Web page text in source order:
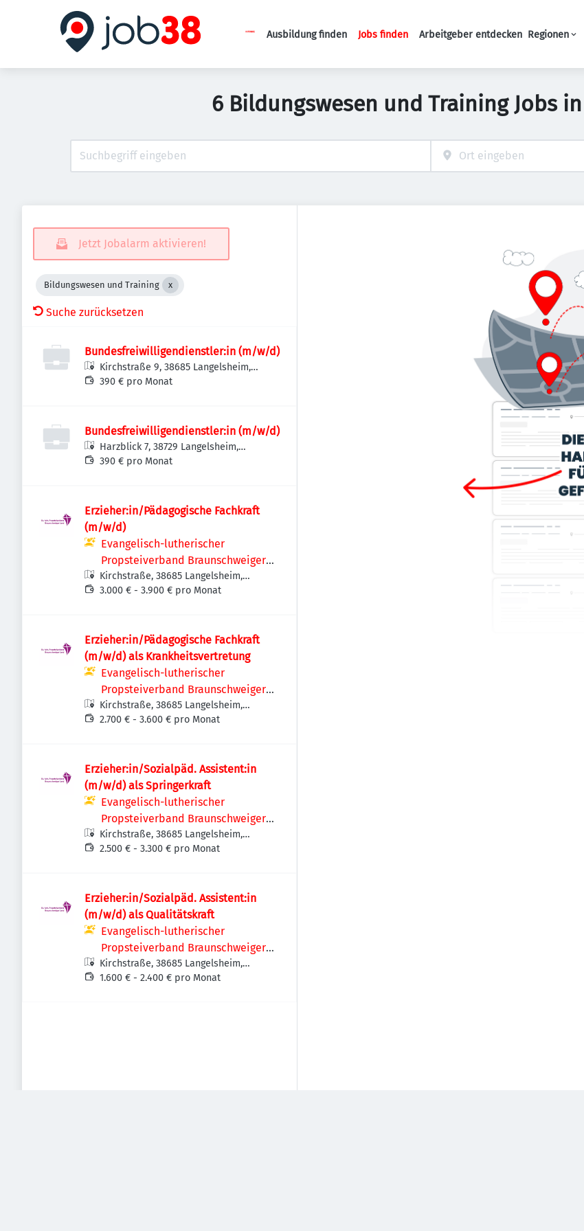
Haupt-Navigation
Ausbildung finden Jobs finden Arbeitgeber entdecken Regionen
6 Bildungswesen und Training Jobs
Jetzt Jobalarm aktivieren!
Bildungswesen und Training
Suche zurücksetzen
Bundesfreiwilligendienstler:in (m/w/d)
Kirchstraße 9, 38685 Langelsheim,
Deutschland
390 € pro Monat
Bundesfreiwilligendienstler:in (m/w/d)
Harzblick 7, 38729 Langelsheim,
Deutschland
390 € pro Monat
Erzieher:in/Pädagogische Fachkraft
(m/w/d)
Evangelisch-lutherischer
Propsteiverband Braunschweiger
Land
Kirchstraße, 38685 Langelsheim,
Deutschland
3.000 € - 3.900 € pro Monat
Erzieher:in/Pädagogische Fachkraft
(m/w/d) als Krankheitsvertretung
Evangelisch-lutherischer
Propsteiverband Braunschweiger
Land
Kirchstraße, 38685 Langelsheim,
Deutschland
2.700 € - 3.600 € pro Monat
Erzieher:in/Sozialpäd. Assistent:in
(m/w/d) als Springerkraft
Evangelisch-lutherischer
Propsteiverband Braunschweiger
Land
Kirchstraße, 38685 Langelsheim,
Deutschland
2.500 € - 3.300 € pro Monat
Erzieher:in/Sozialpäd. Assistent:in
(m/w/d) als Qualitätskraft
Evangelisch-lutherischer
Propsteiverband Braunschweiger
Land
Kirchstraße, 38685 Langelsheim,
Deutschland
1.600 € - 2.400 € pro Monat